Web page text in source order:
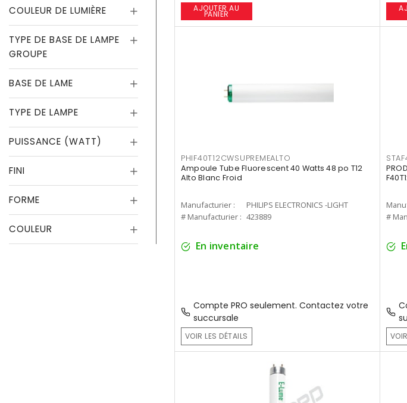
COULEUR DE LUMIÈRE
TYPE DE BASE DE LAMPE
GROUPE
BASE DE LAME
TYPE DE LAMPE
PUISSANCE (WATT)
FINI
FORME
COULEUR
AJOUTER AU
PANIER
PHIF40T12CWSUPREMEALTO
Ampoule Tube Fluorescent 40 Watts 48 po T12
Alto Blanc Froid
Manufacturier :
PHILIPS ELECTRONICS -LIGHT
# Manufacturier : 423889
En inventaire
Compte PRO seulement. Contactez votre
succursale
VOIR LES DÉTAILS
#